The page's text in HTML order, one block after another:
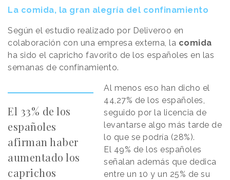
La comida, la gran alegría del confinamiento
Según el estudio realizado por Deliveroo en
colaboración con una empresa externa, la comida
ha sido el capricho favorito de los españoles en las
semanas de confinamiento.
El 33% de los
españoles
afirman haber
aumentado los
caprichos
Al menos eso han dicho el
44,27% de los españoles,
seguido por la licencia de
levantarse algo más tarde de
lo que se podría (28%).
El 49% de los españoles
señalan además que dedica
entre un 10 y un 25% de su